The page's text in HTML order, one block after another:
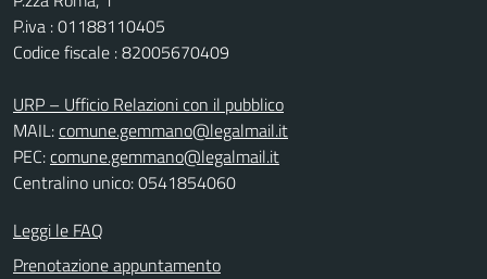
P.iva : 01188110405
Codice fiscale : 82005670409
URP – Ufficio Relazioni con il pubblico
MAIL:comune.gemmano@legalmail.it
PEC:comune.gemmano@legalmail.it
Centralino unico: 0541854060
Leggi le FAQ
Prenotazione appuntamento